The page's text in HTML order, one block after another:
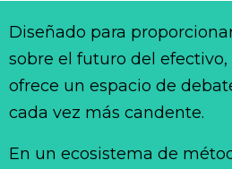
Diseñado para
sobre el futuro del efectivo,
ofrece un espacio de
cada vez más candente.
En un ecosistema de